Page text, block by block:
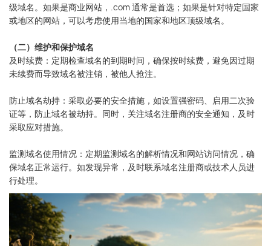
级域名。如果是商业网站，.com 通常是首选；如果是针对特定国家
或地区的网站，可以考虑使用当地的国家和地区顶级域名。
（二）维护和保护域名
及时续费：定期检查域名的到期时间，确保按时续费，避免因过期
未续费而导致域名被注销，被他人抢注。
防止域名劫持：采取必要的安全措施，如设置强密码、启用二次验
证等，防止域名被劫持。同时，关注域名注册商的安全通知，及时
采取应对措施。
监测域名使用情况：定期监测域名的解析情况和网站访问情况，确
保域名正常运行。如发现异常，及时联系域名注册商或技术人员进
行处理。